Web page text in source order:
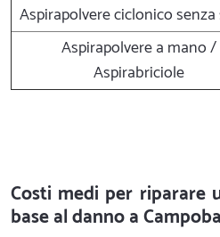
Aspirapolvere ciclonico senza
Aspirapolvere a mano /
Aspirabriciole
Costi medi per riparare
base al danno a